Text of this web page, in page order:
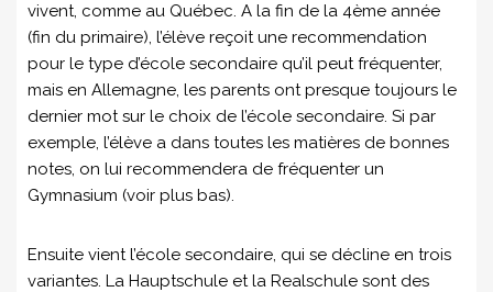
vivent, comme au Québec. A la fin de la 4ème année
(fin du primaire), l’élève reçoit une recommendation
pour le type d’école secondaire qu’il peut fréquenter,
mais en Allemagne, les parents ont presque toujours le
dernier mot sur le choix de l’école secondaire. Si par
exemple, l’élève a dans toutes les matières de bonnes
notes, on lui recommendera de fréquenter un
Gymnasium (voir plus bas).
Ensuite vient l’école secondaire, qui se décline en trois
variantes. La Hauptschule et la Realschule sont des